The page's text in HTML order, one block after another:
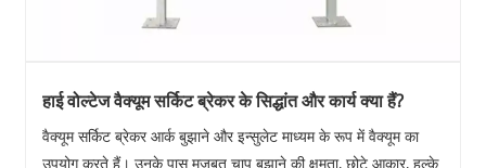
हाई वोल्टेज वैक्यूम सर्किट ब्रेकर के सिद्धांत और कार्य क्या हैं?
वैक्यूम सर्किट ब्रेकर आर्क बुझाने और इन्सुलेट माध्यम के रूप में वैक्यूम का
उपयोग करते हैं। उनके पास मजबूत चाप बुझाने की क्षमता, छोटे आकार, हल्के